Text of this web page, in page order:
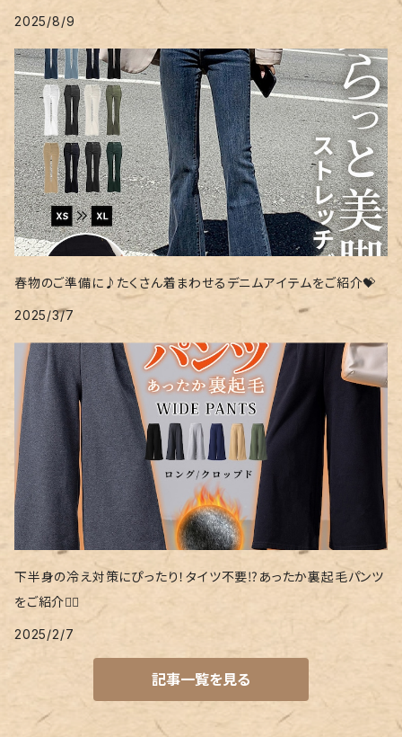
2025/8/9
春物のご準備に♪たくさん着まわせるデニムアイテムをご紹介💝
2025/3/7
下半身の冷え対策にぴったり！タイツ不要⁉あったか裏起毛パンツ
をご紹介❤️‍🔥
2025/2/7
記事一覧を見る